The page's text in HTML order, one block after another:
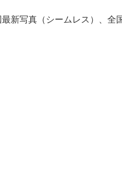
新写真（シームレス）、全